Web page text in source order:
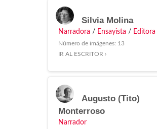
Silvia Molina
Narradora / Ensayista / Editora
Número de imágenes: 13
IR AL ESCRITOR ›
Augusto (Tito)
Monterroso
Narrador